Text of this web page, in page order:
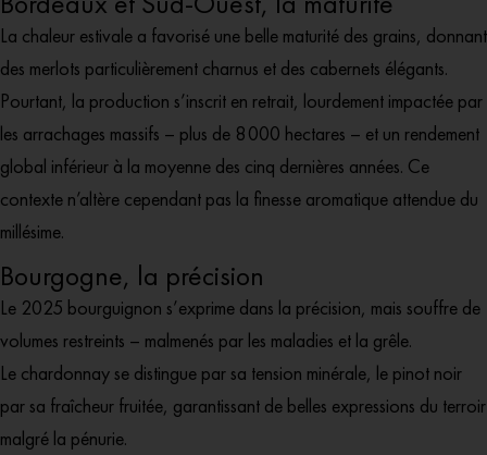
La chaleur estivale a favorisé une belle maturité des grains, donnant
des merlots particulièrement charnus et des cabernets élégants.
Pourtant, la production s’inscrit en retrait, lourdement impactée par
les arrachages massifs – plus de 8 000 hectares – et un rendement
global inférieur à la moyenne des cinq dernières années. Ce
contexte n’altère cependant pas la finesse aromatique attendue du
millésime.
Bourgogne, la précision
Le 2025 bourguignon s’exprime dans la précision, mais souffre de
volumes restreints – malmenés par les maladies et la grêle.
Le chardonnay se distingue par sa tension minérale, le pinot noir
par sa fraîcheur fruitée, garantissant de belles expressions du terroir
malgré la pénurie.